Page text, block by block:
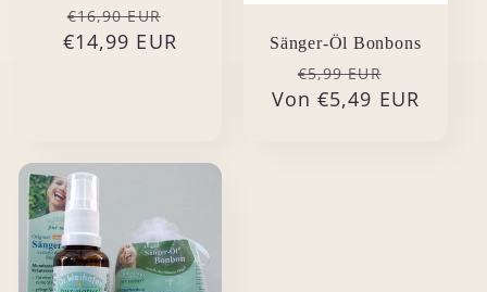
Normaler
Preis
€16,90 EUR
€14,99 EUR
Sänger-Öl Bonbons
Normaler
Preis
€5,99 EUR
Von €5,49 EUR